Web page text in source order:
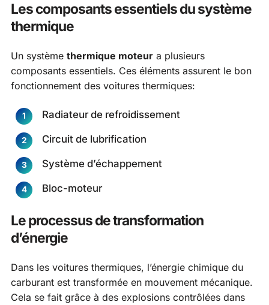
Les composants essentiels du système
thermique
Un système thermique moteur a plusieurs
composants essentiels. Ces éléments assurent le bon
fonctionnement des voitures thermiques:
Radiateur de refroidissement
Circuit de lubrification
Système d’échappement
Bloc-moteur
Le processus de transformation
d’énergie
Dans les voitures thermiques, l’énergie chimique du
carburant est transformée en mouvement mécanique.
Cela se fait grâce à des explosions contrôlées dans